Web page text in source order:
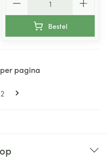
Bestel
Pagina'smomenteel pagina
Pagina
2
per pagina